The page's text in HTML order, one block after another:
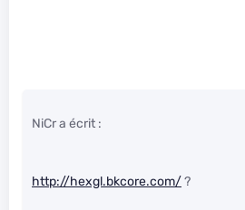
NiCr a écrit :
http://hexgl.bkcore.com/?